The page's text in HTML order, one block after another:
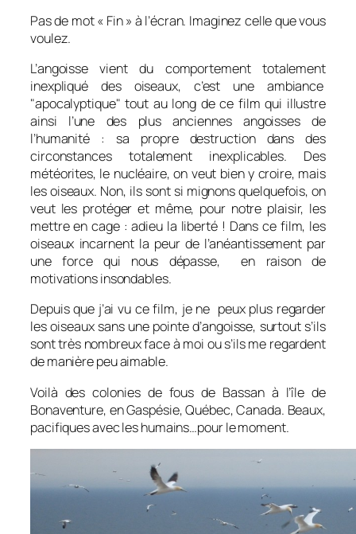
Pas de mot « Fin » à l’écran. Imaginez celle que vous
voulez.
L’angoisse vient du comportement totalement
inexpliqué des oiseaux, c’est une ambiance
apocalyptique tout au long de ce film qui illustre
ainsi l’une des plus anciennes angoisses de
l’humanité : sa propre destruction dans des
circonstances totalement inexplicables. Des
météorites, le nucléaire, on veut bien y croire, mais
les oiseaux. Non, ils sont si mignons quelquefois, on
veut les protéger et même, pour notre plaisir, les
mettre en cage : adieu la liberté ! Dans ce film, les
oiseaux incarnent la peur de l’anéantissement par
une force qui nous dépasse, en raison de
motivations insondables.
Depuis que j’ai vu ce film, je ne peux plus regarder
les oiseaux sans une pointe d’angoisse, surtout s’ils
sont très nombreux face à moi ou s’ils me regardent
de manière peu aimable.
Voilà des colonies de fous de Bassan à l’île de
Bonaventure, en Gaspésie, Québec, Canada. Beaux,
pacifiques avec les humains…pour le moment.